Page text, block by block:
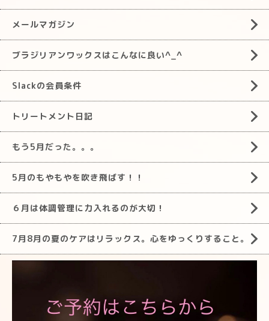
メールマガジン
ブラジリアンワックスはこんなに良い^_^
Slackの会員条件
トリートメント日記
もう5月だった。。。
5月のもやもやを吹き飛ばす！！
６月は体調管理に力入れるのが大切！
7月8月の夏のケアはリラックス。心をゆっくりすること。